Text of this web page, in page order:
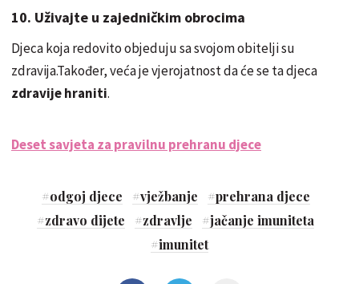
10. Uživajte u zajedničkim obrocima
Djeca koja redovito objeduju sa svojom obitelji su
zdravija.Također, veća je vjerojatnost da će se ta djeca
zdravije hraniti.
Deset savjeta za pravilnu prehranu djece
#odgoj djece #vježbanje #prehrana djece
#zdravo dijete #zdravlje #jačanje imuniteta
#imunitet